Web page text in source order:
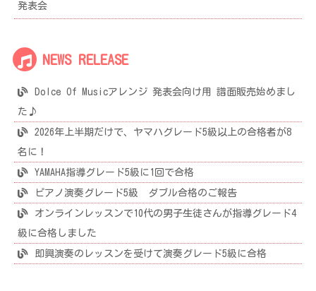
発表会
NEWS RELEASE
Dolce Of Musicアレンジ 発表会向け用 譜面販売始めまし
た♪
2026年上半期だけで、ヤマハグレード5級以上の合格者が8
名に！
YAMAHA指導グレード5級に1回で合格
ピアノ演奏グレード5級 ダブル合格のご報告
オンラインレッスンで10代の男子生徒さんが指導グレード4
級に合格しました
即興演奏のレッスンを受けて演奏グレード5級に合格